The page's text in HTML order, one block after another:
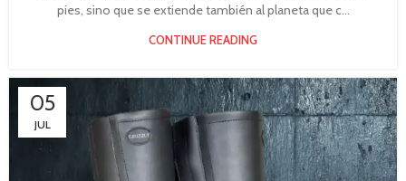
pies, sino que se extiende también al planeta que c...
CONTINUE READING
05
JUL